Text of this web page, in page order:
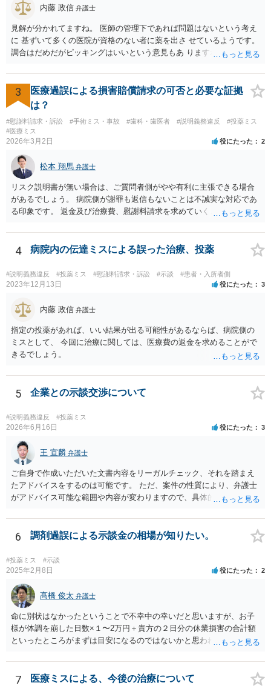
内藤 政信 弁護士
見解が分かれてますね。 医師の管理下であれば問題はないという考え
に 基ずいて多くの医院が資格のない者に薬を出さ せているようです。
調合はだめだがピッキングはいいという意見もあ りますね。 また患者
いますね。 院外とではかなり金額が低くなるようです。 したがって、
違法とは断じきれないですね。 あなたが罪になることは、まったくあ
りません。 やめるなら、２週間ルールにのっとってやめたほう がいい
でしょう。
3
医療過誤による損害賠償請求の可否と必要な証拠
は？
#慰謝料請求・訴訟 #手術ミス・事故 #歯科・歯医者 #説明義務違反
#投薬ミス
#医療ミス
2026年3月2日 役にたった 2
松本 翔馬 弁護士
リスク説明書が無い場合は、ご質問者側がやや有利に主張できる場合
があるでしょう。 病院側が謝罪も返信もないことは不誠実な対応であ
る印象です。 返金及び治療費、慰謝料請求を求めていくことになるか
代理人として病院側との交渉窓口となることも方法の一つです。 ご自
身で内容証明を出される場合、書面にご質問者の不利になる事情を記
討されるとよいでしょう。
4 病院内の伝達ミスによる誤った治療、投薬
#説明義務違反 #投薬ミス #慰謝料請求・訴訟 #示談 #患者・入所者側
2023年12月13日 役にたった 3
内藤 政信 弁護士
指定の投薬があれば、いい結果が出る可能性があるならば、病院側の
ミスとして、 今回に治療に関しては、医療費の返金を求めることがで
きるでしょう。
5 企業との示談交渉について
#説明義務違反 #投薬ミス
2026年6月16日 役にたった 3
王 宣麟 弁護士
ご自身で作成いただいた文書内容をリーガルチェック、それを踏まえ
たアドバイスをするのは可能です。 ただ、案件の性質により、弁護士
がアドバイス可能な範囲や内容が変わりますので、具体的な状況と共
す）。
6 調剤過誤による示談金の相場が知りたい。
#投薬ミス #示談
2025年2月8日 役にたった 2
髙橋 俊太 弁護士
命に別状はなかったということで不幸中の幸いだと思いますが、お子
様が体調を崩した日数×１〜2万円＋貴方の２日分の休業損害の合計額
といったところがまずは目安になるのではないかと思われます。
7 医療ミスによる、今後の治療について